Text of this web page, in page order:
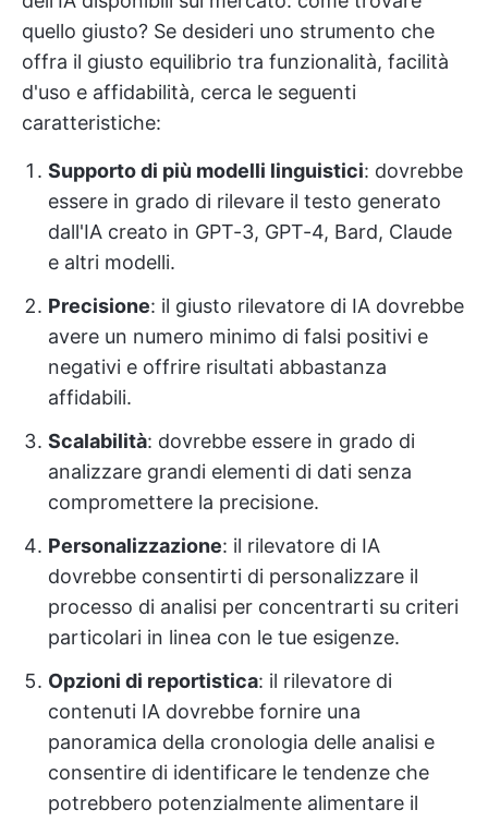
quello giusto? Se desideri uno strumento che
offra il giusto equilibrio tra funzionalità, facilità
d'uso e affidabilità, cerca le seguenti
caratteristiche:
Supporto di più modelli linguistici: dovrebbe
essere in grado di rilevare il testo generato
dall'IA creato in GPT-3, GPT-4, Bard, Claude
e altri modelli.
Precisione: il giusto rilevatore di IA dovrebbe
avere un numero minimo di falsi positivi e
negativi e offrire risultati abbastanza
affidabili.
Scalabilità: dovrebbe essere in grado di
analizzare grandi elementi di dati senza
compromettere la precisione.
Personalizzazione: il rilevatore di IA
dovrebbe consentirti di personalizzare il
processo di analisi per concentrarti su criteri
particolari in linea con le tue esigenze.
Opzioni di reportistica: il rilevatore di
contenuti IA dovrebbe fornire una
panoramica della cronologia delle analisi e
consentire di identificare le tendenze che
potrebbero potenzialmente alimentare il